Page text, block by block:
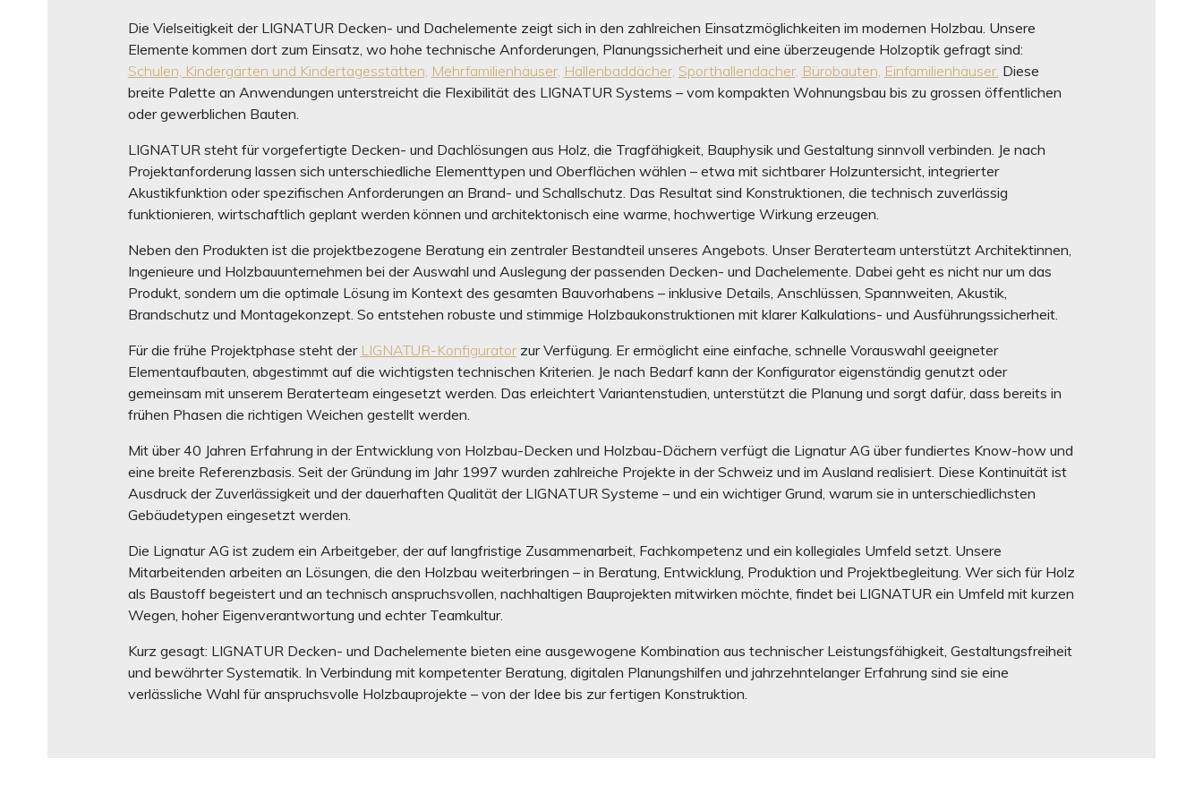
Die Vielseitigkeit der LIGNATUR Decken- und Dachelemente zeigt sich in den zahlreichen Einsatzmöglichkeiten im modernen Holzbau. Unsere
Elemente kommen dort zum Einsatz, wo hohe technische Anforderungen, Planungssicherheit und eine überzeugende Holzoptik gefragt sind:
Schulen, Kindergärten und Kindertagesstätten, Mehrfamilienhäuser, Hallenbaddächer, Sporthallendächer, Bürobauten, Einfamilienhäuser. Diese
breite Palette an Anwendungen unterstreicht die Flexibilität des LIGNATUR Systems – vom kompakten Wohnungsbau bis zu grossen öffentlichen
oder gewerblichen Bauten.
LIGNATUR steht für vorgefertigte Decken- und Dachlösungen aus Holz, die Tragfähigkeit, Bauphysik und Gestaltung sinnvoll verbinden. Je nach
Projektanforderung lassen sich unterschiedliche Elementtypen und Oberflächen wählen – etwa mit sichtbarer Holzuntersicht, integrierter
Akustikfunktion oder spezifischen Anforderungen an Brand- und Schallschutz. Das Resultat sind Konstruktionen, die technisch zuverlässig
funktionieren, wirtschaftlich geplant werden können und architektonisch eine warme, hochwertige Wirkung erzeugen.
Neben den Produkten ist die projektbezogene Beratung ein zentraler Bestandteil unseres Angebots. Unser Beraterteam unterstützt Architektinnen,
Ingenieure und Holzbauunternehmen bei der Auswahl und Auslegung der passenden Decken- und Dachelemente. Dabei geht es nicht nur um das
Produkt, sondern um die optimale Lösung im Kontext des gesamten Bauvorhabens – inklusive Details, Anschlüssen, Spannweiten, Akustik,
Brandschutz und Montagekonzept. So entstehen robuste und stimmige Holzbaukonstruktionen mit klarer Kalkulations- und Ausführungssicherheit.
Für die frühe Projektphase steht der LIGNATUR-Konfiguratorzur Verfügung. Er ermöglicht eine einfache, schnelle Vorauswahl geeigneter
Elementaufbauten, abgestimmt auf die wichtigsten technischen Kriterien. Je nach Bedarf kann der Konfigurator eigenständig genutzt oder
gemeinsam mit unserem Beraterteam eingesetzt werden. Das erleichtert Variantenstudien, unterstützt die Planung und sorgt dafür, dass bereits in
frühen Phasen die richtigen Weichen gestellt werden.
Mit über 40 Jahren Erfahrung in der Entwicklung von Holzbau-Decken und Holzbau-Dächern verfügt die Lignatur AG über fundiertes Know-how und
eine breite Referenzbasis. Seit der Gründung im Jahr 1997 wurden zahlreiche Projekte in der Schweiz und im Ausland realisiert. Diese Kontinuität ist
Ausdruck der Zuverlässigkeit und der dauerhaften Qualität der LIGNATUR Systeme – und ein wichtiger Grund, warum sie in unterschiedlichsten
Gebäudetypen eingesetzt werden.
Die Lignatur AG ist zudem ein Arbeitgeber, der auf langfristige Zusammenarbeit, Fachkompetenz und ein kollegiales Umfeld setzt. Unsere
Mitarbeitenden arbeiten an Lösungen, die den Holzbau weiterbringen – in Beratung, Entwicklung, Produktion und Projektbegleitung. Wer sich für Holz
als Baustoff begeistert und an technisch anspruchsvollen, nachhaltigen Bauprojekten mitwirken möchte, findet bei LIGNATUR ein Umfeld mit kurzen
Wegen, hoher Eigenverantwortung und echter Teamkultur.
Kurz gesagt: LIGNATUR Decken- und Dachelemente bieten eine ausgewogene Kombination aus technischer Leistungsfähigkeit, Gestaltungsfreiheit
und bewährter Systematik. In Verbindung mit kompetenter Beratung, digitalen Planungshilfen und jahrzehntelanger Erfahrung sind sie eine
verlässliche Wahl für anspruchsvolle Holzbauprojekte – von der Idee bis zur fertigen Konstruktion.